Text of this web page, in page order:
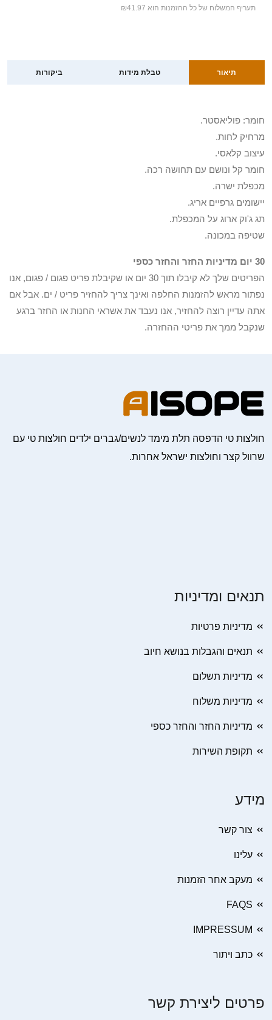
תעריף המשלוח של כל ההזמנות הוא ₪41.97
תיאור טבלת מידות ביקורות
חומר: פוליאסטר.
מרחיק לחות.
עיצוב קלאסי.
חומר קל ונושם עם תחושה רכה.
מכפלת ישרה.
יישומים גרפיים אריג.
תג ג'וק ארוג על המכפלת.
שטיפה במכונה.
30 יום מדיניות החזר והחזר כספי
הפריטים שלך לא קיבלו תוך 30 יום או שקיבלת פריט פגום / פגום, אנו
נפתור מראש להזמנות החלפה ואינך צריך להחזיר פריט / ים. אבל אם
אתה עדיין רוצה להחזיר, אנו נעבד את אשראי החנות או החזר ברגע
שנקבל ממך את פריטי ההחזרה.
חולצות טי הדפסה תלת מימד לנשים/גברים ילדים חולצות טי עם
שרוול קצר וחולצות ישראל אחרות.
תנאים ומדיניות
מדיניות פרטיות
תנאים והגבלות בנושא חיוב
מדיניות תשלום
מדיניות משלוח
מדיניות החזר והחזר כספי
תקופת השירות
מידע
צור קשר
עלינו
מעקב אחר הזמנות
FAQS
IMPRESSUM
כתב ויתור
פרטים ליצירת קשר